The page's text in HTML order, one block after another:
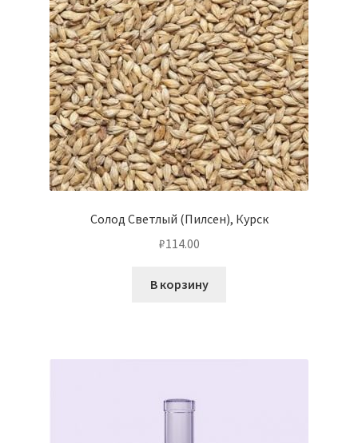
Солод Светлый (Пилсен), Курск
₽114.00
В корзину